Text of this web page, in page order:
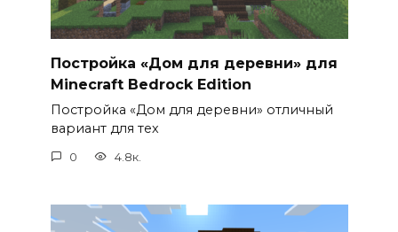
Постройка «Дом для деревни» для
Minecraft Bedrock Edition
Постройка «Дом для деревни» отличный
вариант для тех
0 4.8к.